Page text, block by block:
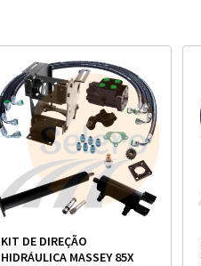
KIT DE DIREÇÃO
HIDRÁULICA MASSEY 85X